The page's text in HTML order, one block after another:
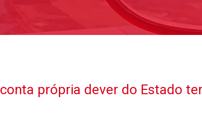
Boletim AASP
Coleção de Códigos de Bolso
Revista da AASP
própria dever do Estado